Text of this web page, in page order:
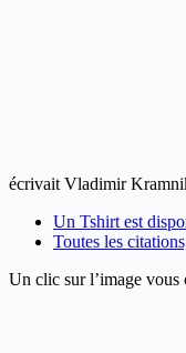
écrivait Vladimir
Un Tshirt est
Toutes les
Un clic sur l’image vous